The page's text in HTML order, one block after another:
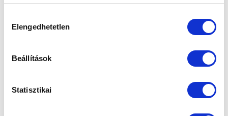
kiválasztása
Elengedhetetlen
Beállítások
Statisztikai